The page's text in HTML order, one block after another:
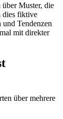
Muster, die
dies fiktive
und Tendenzen
mit direkter
über mehrere